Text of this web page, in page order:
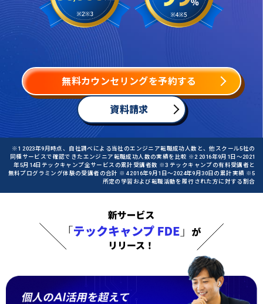
無料カウンセリングを予約する
資料請求
※1 2023年9月時点、自社調べによる当社のエンジニア転職成功人数と、他スクール5社の
同種サービスで確認できたエンジニア転職成功人数の実績を比較 ※2 2016年9月1日〜2021
年5月14日テックキャンプ全サービスの累計受講者数 ※3 テックキャンプの有料受講者と
無料プログラミング体験の受講者の合計 ※4 2016年9月1日〜2024年9月30日の累計実績 ※5
所定の学習および転職活動を履行された方に対する割合